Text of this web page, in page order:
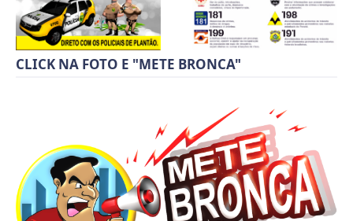
CLICK NA FOTO E "METE BRONCA"